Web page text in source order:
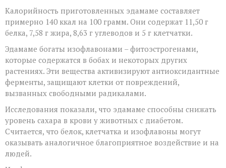
Калорийность приготовленных эдамаме составляет
примерно 140 ккал на 100 грамм. Они содержат 11,50 г
белка, 7,58 г жира, 8,63 г углеводов и 5 г клетчатки.
Эдамаме богаты изофлавонами – фитоэстрогенами,
которые содержатся в бобах и некоторых других
растениях. Эти вещества активизируют антиоксидантные
ферменты, защищают клетки от повреждений,
вызванных свободными радикалами.
Исследования показали, что эдамаме способны снижать
уровень сахара в крови у животных с диабетом.
Считается, что белок, клетчатка и изофлавоны могут
оказывать аналогичное благоприятное воздействие и на
людей.